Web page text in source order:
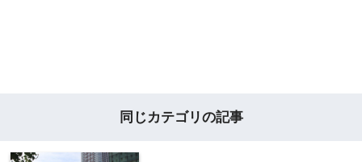
同じカテゴリの記事